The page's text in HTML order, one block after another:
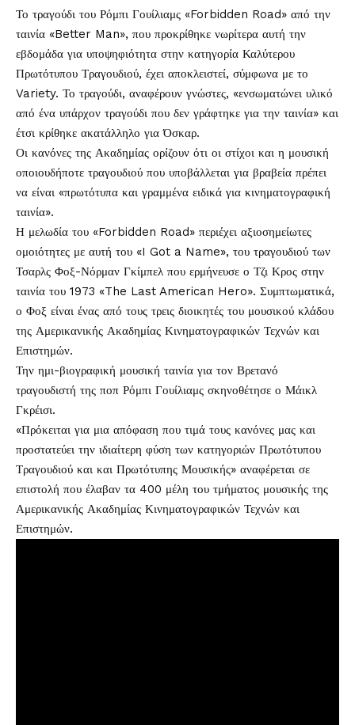
Το τραγούδι του Ρόμπι Γουίλιαμς «Forbidden Road» από την
ταινία «Better Man», που προκρίθηκε νωρίτερα αυτή την
εβδομάδα για υποψηφιότητα στην κατηγορία Καλύτερου
Πρωτότυπου Τραγουδιού, έχει αποκλειστεί, σύμφωνα με το
Variety. Το τραγούδι, αναφέρουν γνώστες, «ενσωματώνει υλικό
από ένα υπάρχον τραγούδι που δεν γράφτηκε για την ταινία» και
έτσι κρίθηκε ακατάλληλο γιαΌσκαρ.
Οι κανόνες της Ακαδημίας ορίζουν ότι οι στίχοι και η μουσική
οποιουδήποτε τραγουδιού που υποβάλλεται για βραβεία πρέπει
να είναι «πρωτότυπα και γραμμένα ειδικά για κινηματογραφική
ταινία».
Η μελωδία του «Forbidden Road» περιέχει αξιοσημείωτες
ομοιότητες με αυτή του «I Got a Name», του τραγουδιού των
Τσαρλς Φοξ-Νόρμαν Γκίμπελ που ερμήνευσε ο Τζι Κρος στην
ταινία του 1973 «The Last American Hero». Συμπτωματικά,
ο Φοξ είναι ένας από τους τρεις διοικητές του μουσικού κλάδου
της Αμερικανικής Ακαδημίας Κινηματογραφικών Τεχνών και
Επιστημών.
Την ημι-βιογραφική μουσική ταινία για τον Βρετανό
τραγουδιστή της ποπ Ρόμπι Γουίλιαμς σκηνοθέτησε ο Μάικλ
Γκρέισι.
«Πρόκειται για μια απόφαση που τιμά τους κανόνες μας και
προστατεύει την ιδιαίτερη φύση των κατηγοριών Πρωτότυπου
Τραγουδιού και και Πρωτότυπης Μουσικής» αναφέρεται σε
επιστολή που έλαβαν τα 400 μέλη του τμήματος μουσικής της
Αμερικανικής Ακαδημίας Κινηματογραφικών Τεχνών και
Επιστημών.